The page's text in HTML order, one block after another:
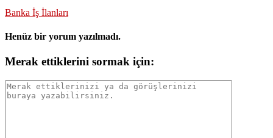
Banka İş İlanları
Henüz bir yorum yazılmadı.
Merak ettiklerini sormak için: